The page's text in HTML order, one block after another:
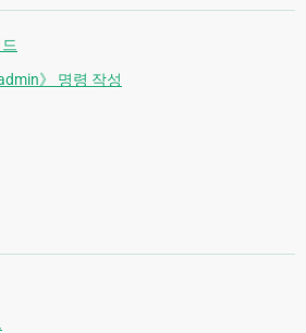
》 명령 작성